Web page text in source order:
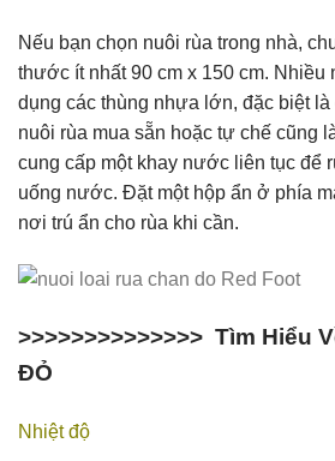
Nếu bạn chọn nuôi rùa trong nhà,
thước ít nhất 90 cm x 150 cm.
dụng các thùng nhựa lớn, đặc biệt là
nuôi rùa mua sẵn hoặc tự chế cũng
cung cấp một khay nước liên tục để
uống nước. Đặt một hộp ẩn ở phía
nơi trú ẩn cho rùa khi cần.
>>>>>>>>>>>>>> Tìm Hiểu
ĐỎ
Nhiệt độ